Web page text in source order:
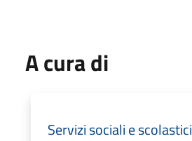
A cura di
Servizi sociali e scolastici